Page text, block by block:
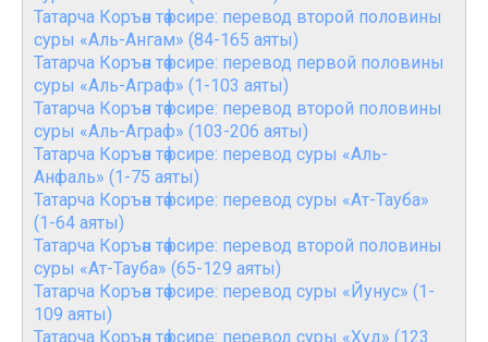
Татарча Коръән тәфсире: перевод второй половины
суры «Аль-Ангам» (84-165 аяты)
Татарча Коръән тәфсире: перевод первой половины
суры «Аль-Аграф» (1-103 аяты)
Татарча Коръән тәфсире: перевод второй половины
суры «Аль-Аграф» (103-206 аяты)
Татарча Коръән тәфсире: перевод суры «Аль-
Анфаль» (1-75 аяты)
Татарча Коръән тәфсире: перевод суры «Ат-Тауба»
(1-64 аяты)
Татарча Коръән тәфсире: перевод второй половины
суры «Ат-Тауба» (65-129 аяты)
Татарча Коръән тәфсире: перевод суры «Йунус» (1-
109 аяты)
Татарча Коръән тәфсире: перевод суры «Худ» (123